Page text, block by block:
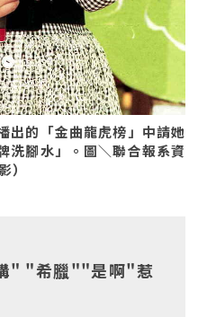
出的「金曲龍虎榜」中請她
腳水」。圖＼聯合報系資
" "希臘""是啊"惹